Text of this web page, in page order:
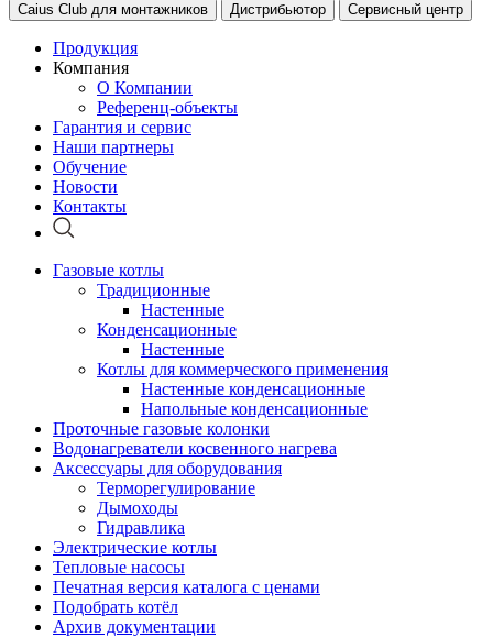
Caius Club для монтажников Дистрибьютор Сервисный центр
Продукция
Компания
О Компании
Референц-объекты
Гарантия и сервис
Наши партнеры
Обучение
Новости
Контакты
Газовые котлы
Традиционные
Настенные
Конденсационные
Настенные
Котлы для коммерческого применения
Настенные конденсационные
Напольные конденсационные
Проточные газовые колонки
Водонагреватели косвенного нагрева
Аксессуары для оборудования
Терморегулирование
Дымоходы
Гидравлика
Электрические котлы
Тепловые насосы
Печатная версия каталога с ценами
Подобрать котёл
Архив документации